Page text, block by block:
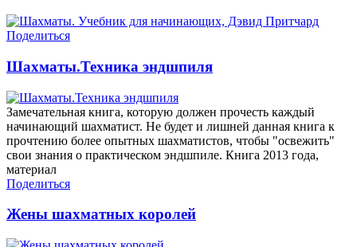
Поделиться
Шахматы.Техника эндшпиля
Замечательная книга, которую должен прочесть каждый
начинающий шахматист. Не будет и лишней данная книга к
прочтению более опытных шахматистов, чтобы "освежить"
свои знания о практическом эндшпиле. Книга 2013 года,
материал
Поделиться
Жены шахматных королей